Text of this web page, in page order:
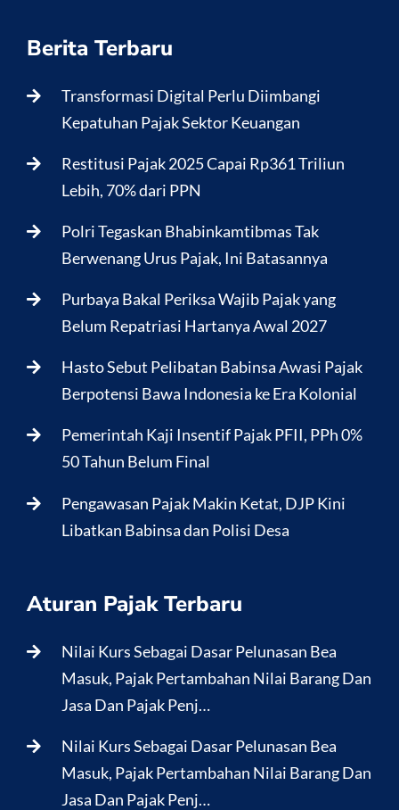
Berita Terbaru
Transformasi Digital Perlu Diimbangi
Kepatuhan Pajak Sektor Keuangan
Restitusi Pajak 2025 Capai Rp361 Triliun
Lebih, 70% dari PPN
Polri Tegaskan Bhabinkamtibmas Tak
Berwenang Urus Pajak, Ini Batasannya
Purbaya Bakal Periksa Wajib Pajak yang
Belum Repatriasi Hartanya Awal 2027
Hasto Sebut Pelibatan Babinsa Awasi Pajak
Berpotensi Bawa Indonesia ke Era Kolonial
Pemerintah Kaji Insentif Pajak PFII, PPh 0%
50 Tahun Belum Final
Pengawasan Pajak Makin Ketat, DJP Kini
Libatkan Babinsa dan Polisi Desa
Aturan Pajak Terbaru
Nilai Kurs Sebagai Dasar Pelunasan Bea
Masuk, Pajak Pertambahan Nilai Barang Dan
Jasa Dan Pajak Penj…
Nilai Kurs Sebagai Dasar Pelunasan Bea
Masuk, Pajak Pertambahan Nilai Barang Dan
Jasa Dan Pajak Penj…